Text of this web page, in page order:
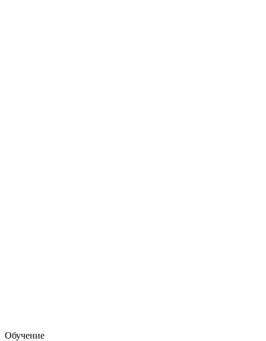
Обучение